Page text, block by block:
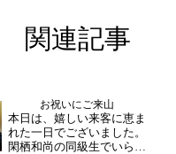
関連記事
お祝いにご来山
本日は、嬉しい来客に恵ま
れた一日でございました。
閑栖和尚の同級生でいらっ